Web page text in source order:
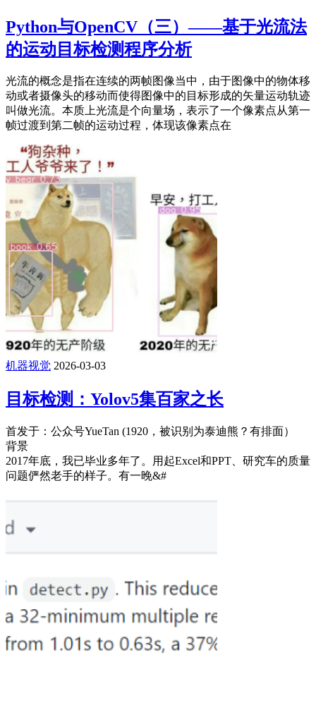
Python与OpenCV（三）——基于光流法
的运动目标检测程序分析
光流的概念是指在连续的两帧图像当中，由于图像中的物体移
动或者摄像头的移动而使得图像中的目标形成的矢量运动轨迹
叫做光流。本质上光流是个向量场，表示了一个像素点从第一
帧过渡到第二帧的运动过程，体现该像素点在
机器视觉 2026-03-03
目标检测：Yolov5集百家之长
首发于：公众号YueTan (1920，被识别为泰迪熊？有排面）
背景
2017年底，我已毕业多年了。用起Excel和PPT、研究车的质量
问题俨然老手的样子。有一晚&#